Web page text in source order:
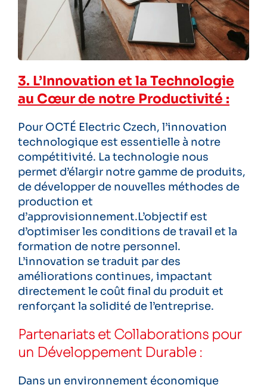
3. L’Innovation et la Technologie
au Cœur de notre Productivité :
Pour OCTÉ Electric Czech, l’innovation
technologique est essentielle à notre
compétitivité. La technologie nous
permet d’élargir notre gamme de produits,
de développer de nouvelles méthodes de
production et
d’approvisionnement.L’objectif est
d’optimiser les conditions de travail et la
formation de notre personnel.
L’innovation se traduit par des
améliorations continues, impactant
directement le coût final du produit et
renforçant la solidité de l’entreprise.
Partenariats et Collaborations pour
un Développement Durable :
Dans un environnement économique